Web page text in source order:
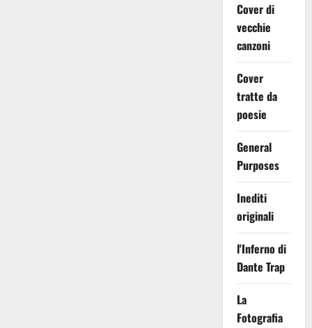
Cover di
vecchie
canzoni
Cover
tratte da
poesie
General
Purposes
Inediti
originali
l'Inferno di
Dante Trap
La
Fotografia